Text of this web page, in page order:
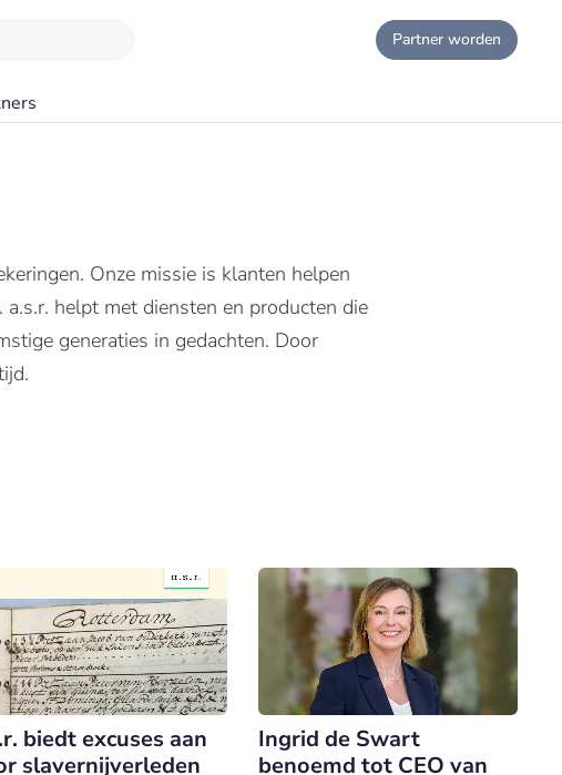
Partner worden
Onze missie is klanten helpen
helpt met diensten en producten die
generaties in gedachten. Door
biedt excuses aan
slavernijverleden
Ingrid de Swart
benoemd tot CEO van